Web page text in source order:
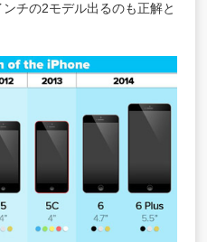
チの2モデル出るのも正解と